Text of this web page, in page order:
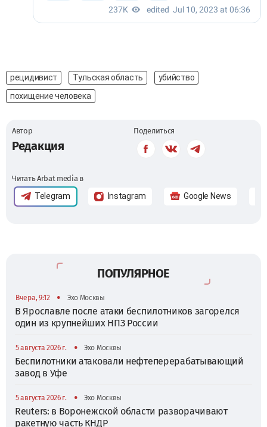
рецидивист Тульская область
убийство
похищение человека
Автор
Редакция
Поделиться
Читать Arbat media в
Telegram Instagram Google News
ПОПУЛЯРНОЕ
Вчера, 9:12 • Эхо Москвы
В Ярославле после атаки беспилотников загорелся
один из крупнейших НПЗ России
5 августа 2026 г. • Эхо Москвы
Беспилотники атаковали нефтеперерабатывающий
завод в Уфе
5 августа 2026 г. • Эхо Москвы
Reuters: в Воронежской области разворачивают
ракетную часть КНДР